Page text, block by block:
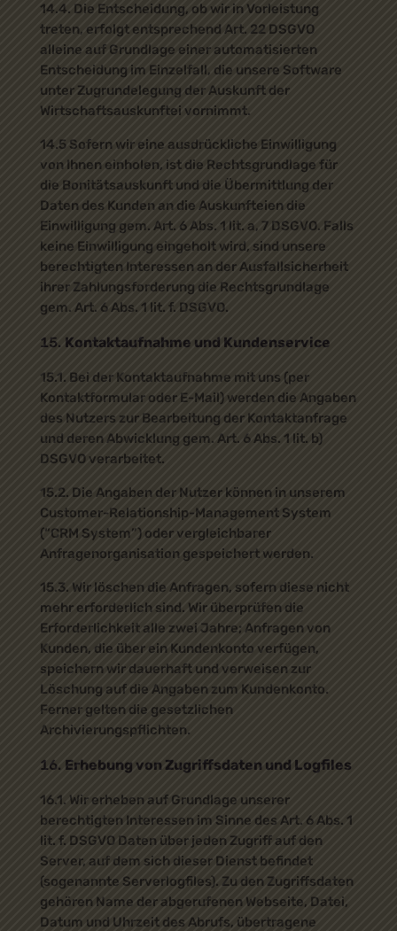
14.4. Die Entscheidung, ob wir in Vorleistung
treten, erfolgt entsprechend Art. 22 DSGVO
alleine auf Grundlage einer automatisierten
Entscheidung im Einzelfall, die unsere Software
unter Zugrundelegung der Auskunft der
Wirtschaftsauskunftei vornimmt.
14.5 Sofern wir eine ausdrückliche Einwilligung
von Ihnen einholen, ist die Rechtsgrundlage für
die Bonitätsauskunft und die Übermittlung der
Daten des Kunden an die Auskunfteien die
Einwilligung gem. Art. 6 Abs. 1 lit. a, 7 DSGVO. Falls
keine Einwilligung eingeholt wird, sind unsere
berechtigten Interessen an der Ausfallsicherheit
ihrer Zahlungsforderung die Rechtsgrundlage
gem. Art. 6 Abs. 1 lit. f. DSGVO.
Kontaktaufnahme und Kundenservice
15.1. Bei der Kontaktaufnahme mit uns (per
Kontaktformular oder E-Mail) werden die Angaben
des Nutzers zur Bearbeitung der Kontaktanfrage
und deren Abwicklung gem. Art. 6 Abs. 1 lit. b)
DSGVO verarbeitet.
15.2. Die Angaben der Nutzer können in unserem
Customer-Relationship-Management System
(“CRM System”) oder vergleichbarer
Anfragenorganisation gespeichert werden.
15.3. Wir löschen die Anfragen, sofern diese nicht
mehr erforderlich sind. Wir überprüfen die
Erforderlichkeit alle zwei Jahre; Anfragen von
Kunden, die über ein Kundenkonto verfügen,
speichern wir dauerhaft und verweisen zur
Löschung auf die Angaben zum Kundenkonto.
Ferner gelten die gesetzlichen
Archivierungspflichten.
Erhebung von Zugriffsdaten und Logfiles
16.1. Wir erheben auf Grundlage unserer
berechtigten Interessen im Sinne des Art. 6 Abs. 1
lit. f. DSGVO Daten über jeden Zugriff auf den
Server, auf dem sich dieser Dienst befindet
(sogenannte Serverlogfiles). Zu den Zugriffsdaten
gehören Name der abgerufenen Webseite, Datei,
Datum und Uhrzeit des Abrufs, übertragene